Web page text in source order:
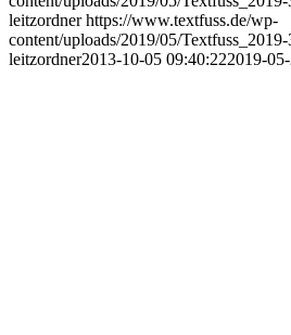
leitzordner https://www.textfuss.de/wp-
content/uploads/2019/05/
leitzordner2013-10-05 09:40:222019-